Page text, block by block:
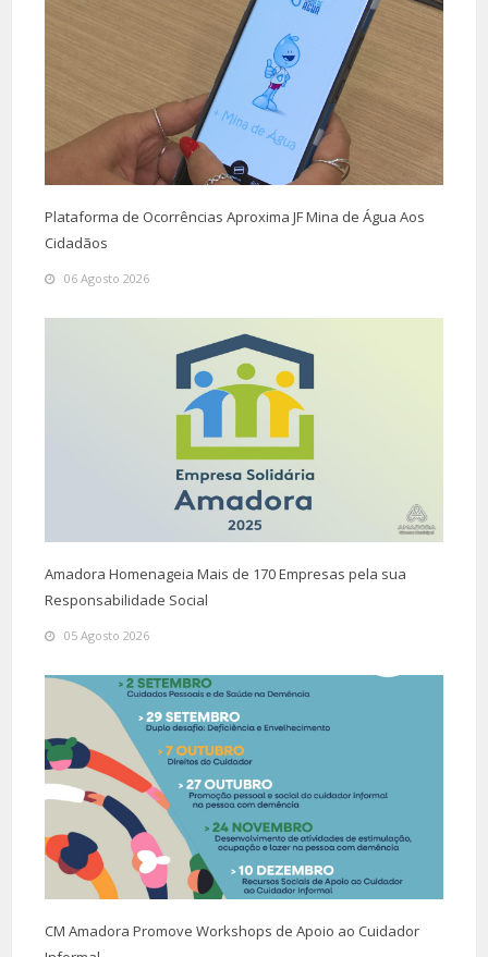
Plataforma de Ocorrências Aproxima JF Mina de Água Aos
Cidadãos
06 Agosto 2026
Amadora Homenageia Mais de 170 Empresas pela sua
Responsabilidade Social
05 Agosto 2026
CM Amadora Promove Workshops de Apoio ao Cuidador